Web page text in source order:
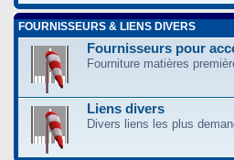
FOURNISSEURS & LIENS DIVERS
Fournisseurs pour
Fourniture matières
Liens divers
Divers liens les plus